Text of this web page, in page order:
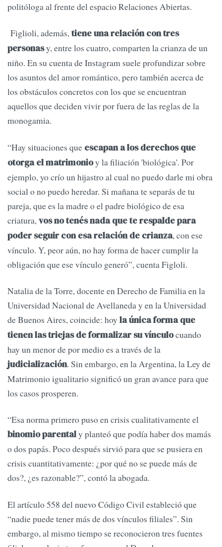
politóloga al frente del espacio Relaciones Abiertas.
Figlioli, además,tiene una relación con tres
personasy, entre los cuatro, comparten la crianza de un
niño. En su cuenta de Instagram suele profundizar sobre
los asuntos del amor romántico, pero también acerca de
los obstáculos concretos con los que se encuentran
aquellos que deciden vivir por fuera de las reglas de la
monogamia.
“Hay situaciones que escapan a los derechos que
otorga el matrimonioy la filiación 'biológica'. Por
ejemplo, yo crío un hijastro al cual no puedo darle mi obra
social o no puedo heredar. Si mañana te separás de tu
pareja, que es la madre o el padre biológico de esa
criatura,vos no tenés nada que te respalde para
poder seguir con esa relación de crianza, con ese
vínculo. Y, peor aún, no hay forma de hacer cumplir la
obligación que ese vínculo generó”, cuenta Figloli.
Natalia de la Torre, docente en Derecho de Familia en la
Universidad Nacional de Avellaneda y en la Universidad
de Buenos Aires, coincide: hoy la única forma que
tienen las triejas de formalizar su vínculocuando
hay un menor de por medio es a través de la
judicialización. Sin embargo, en la Argentina, la Ley de
Matrimonio igualitario significó un gran avance para que
los casos prosperen.
“Esa norma primero puso en crisis cualitativamente el
binomio parentaly planteó que podía haber dos mamás
o dos papás. Poco después sirvió para que se pusiera en
crisis cuantitativamente: ¿por qué no se puede más de
dos?, ¿es razonable?”, contó la abogada.
El artículo 558 del nuevo Código Civil estableció que
“nadie puede tener más de dos vínculos filiales”. Sin
embargo, al mismo tiempo se reconocieron tres fuentes